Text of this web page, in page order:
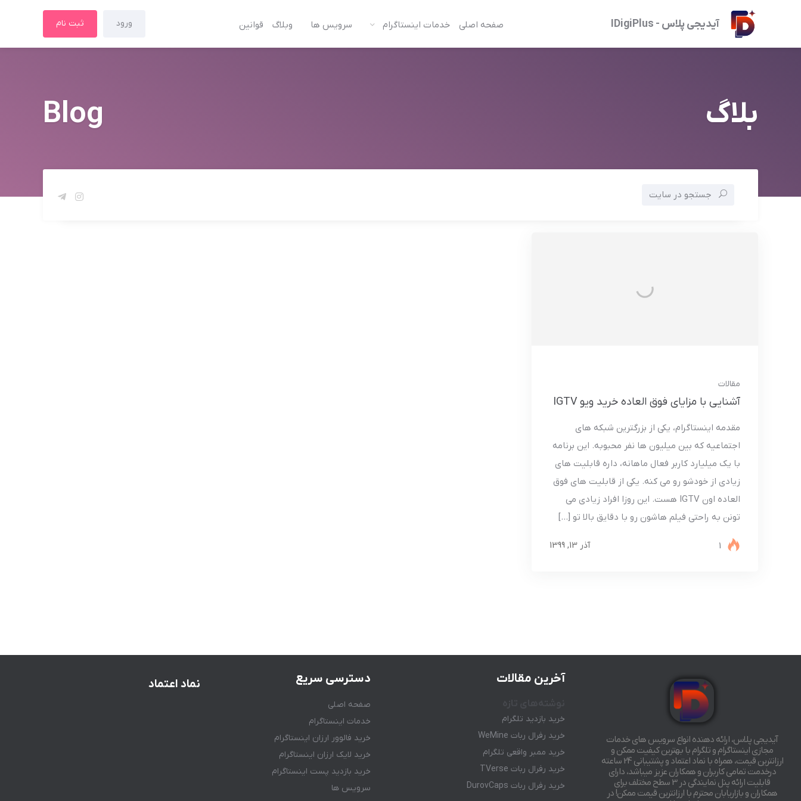
آیدیجی پلاس - IDigiPlus صفحه اصلی خدمات اینستاگرام سرویس ها وبلاگ قوانین ورود ثبت نام
بلاگ Blog
جستجو در سایت
مقالات
آشنایی با مزایای فوق العاده خرید ویو IGTV
مقدمه اینستاگرام، یکی از بزرگترین شبکه های
اجتماعیه که بین میلیون ها نفر محبوبه. این برنامه
با یک میلیارد کاربر فعال ماهانه، داره قابلیت های
زیادی از خودشو رو می کنه. یکی از قابلیت های فوق
العاده اون IGTV هست. این روزا افراد زیادی می
تونن به راحتی فیلم هاشون رو با دقایق بالا تو […]
آذر 13, 1399 1
آیدیجی پلاس، ارائه دهنده انواع سرویس های خدمات
مجازی اینستاگرام و تلگرام با بهترین کیفیت ممکن و
ارزانترین قیمت، همراه با نماد اعتماد و پشتیبانی 24 ساعته
درخدمت تمامی کاربران و همکاران عزیز میباشد، دارای
قابلیت ارائه پنل نمایندگی در 3 سطح مختلف برای
همکاران و بازاریابان محترم با ارزانترین قیمت ممکن! در
آخرین مقالات
خرید بازدید تلگرام
خرید رفرال ربات WeMine
خرید ممبر واقعی تلگرام
خرید رفرال ربات TVerse
خرید رفرال ربات DurovCaps
دسترسی سریع
صفحه اصلی
خدمات اینستاگرام
خرید فالوور ارزان اینستاگرام
خرید لایک ارزان اینستاگرام
خرید بازدید پست اینستاگرام
سرویس ها
نماد اعتماد